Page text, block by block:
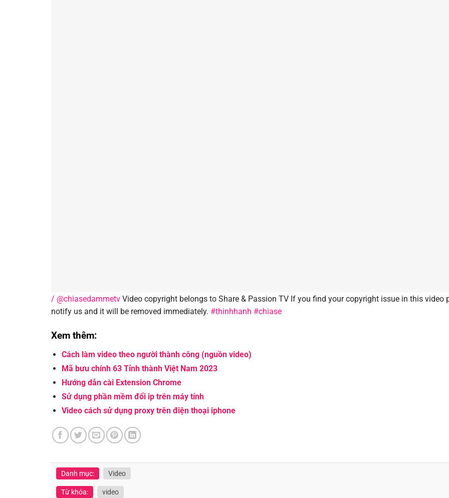
/ @chiasedammetv Video copyright belongs to Share & Passion TV If you find your copyright issue in this video
notify us and it will be removed immediately. #thinhhanh #chiase
Xem thêm:
Cách làm video theo người thành công (nguồn video)
Mã bưu chính 63 Tỉnh thành Việt Nam 2023
Hướng dẫn cài Extension Chrome
Sử dụng phần mềm đổi ip trên máy tính
Video cách sử dụng proxy trên điện thoại iphone
Danh mục: Video
Từ khóa: video